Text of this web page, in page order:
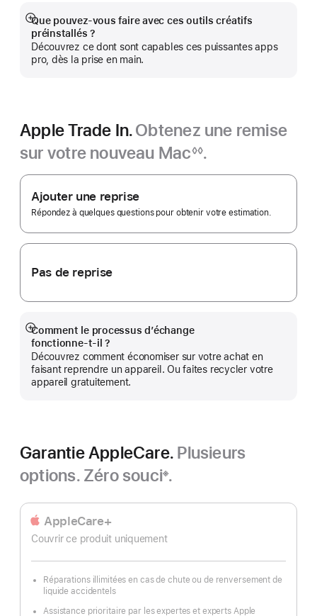
fenêtre)
Que pouvez-vous faire avec ces outils créatifs
préinstallés ?
Découvrez ce dont sont capables ces puissantes apps
pro, dès la prise en main.
Afficher
plus
Apple Trade In.Obtenez une remise
sur votre nouveau Mac
de
de
page
◊◊.
Apple
Trade In.
Ajouter une reprise
Répondez à quelques questions pour obtenir votre estimation.
Pas de reprise
Comment le processus d’échange
fonctionne‑t‑il ?
Découvrez comment économiser sur votre achat en
faisant reprendre un appareil. Ou faites recycler votre
appareil gratuitement.
Afficher
plus
Garantie AppleCare. Plusieurs
options. Zéro souci
de
bas
page
※.
AppleCare+
Couvrir ce produit uniquement
Réparations illimitées en cas de chute ou de renversement de
liquide accidentels
Assistance prioritaire par les expertes et experts Apple